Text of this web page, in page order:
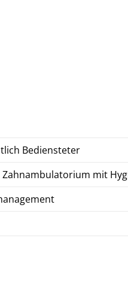
Bediensteter
mit